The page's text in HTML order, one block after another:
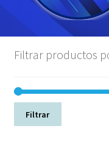
Todos los productos
Polos
Filtrar productos
Filtrar